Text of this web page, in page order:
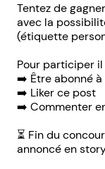
Tentez de
avec la
(étiquette
Pour participer il
➡️ Être abonné
➡️ Liker ce post
➡️ Commenter
⏳️ Fin du
annoncé en